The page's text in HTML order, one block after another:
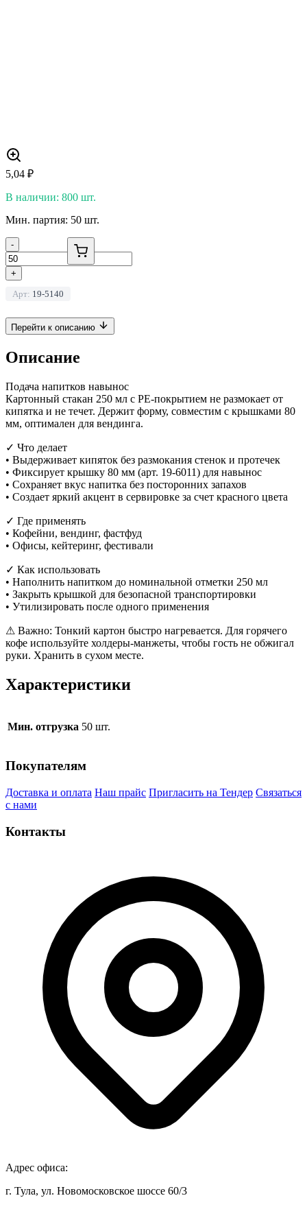
5,04 ₽
В наличии: 800 шт.
Мин. партия: 50 шт.
-
+
Арт: 19-5140
Перейти к описанию
Описание
Подача напитков навынос
Картонный стакан 250 мл с PE-покрытием не размокает от
кипятка и не течет. Держит форму, совместим с крышками 80
мм, оптимален для вендинга.
✓ Что делает
• Выдерживает кипяток без размокания стенок и протечек
• Фиксирует крышку 80 мм (арт. 19-6011) для навынос
• Сохраняет вкус напитка без посторонних запахов
• Создает яркий акцент в сервировке за счет красного цвета
✓ Где применять
• Кофейни, вендинг, фастфуд
• Офисы, кейтеринг, фестивали
✓ Как использовать
• Наполнить напитком до номинальной отметки 250 мл
• Закрыть крышкой для безопасной транспортировки
• Утилизировать после одного применения
⚠ Важно: Тонкий картон быстро нагревается. Для горячего
кофе используйте холдеры-манжеты, чтобы гость не обжигал
руки. Хранить в сухом месте.
Характеристики
Мин. отгрузка 50 шт.
Покупателям
Доставка и оплата Наш прайс Пригласить на Тендер Связаться
с нами
Контакты
Адрес офиса:
г. Тула, ул. Новомосковское шоссе 60/3